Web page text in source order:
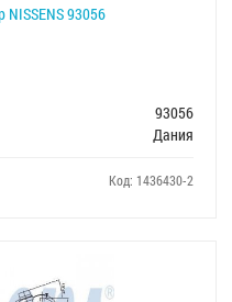
93056
93056
Дания
Код: 1436430-2